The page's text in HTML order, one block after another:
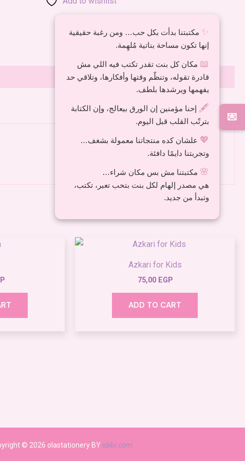
Azkari for Kids
75,00 EGP
ADD TO CART
© 2026 olastationery BY idiibi.com
💌
✨ مكتبتنا بدأت بكل حب… ومن رغبة حقيقية
إنها تكون مساحة بناتية مُلهِمة.
📖 مكان كل بنت تقدر تكتب فيه اللي مش
قادرة تقوله، وتنظّم وقتها وأفكارها، وتلاقي حد
يفهمها ويرشدها بلطف.
🖋️ إحنا مؤمنين إن الورق بيعالج، وإن الكتابة
بترتّب القلب قبل اليوم.
💖 علشان كده منتجاتنا معمولة بشغف…
وتجربتنا دايمًا دافئة.
🌸 مكتبتنا مش بس مكان شراء…
هي مصدر إلهام لكل بنت بتحب تعبر، تكتب،
وتبدأ من جديد.